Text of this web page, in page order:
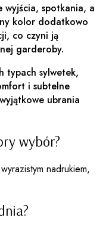
wyjścia, spotkania, a
kolor dodatkowo
co czyni ją
garderoby.
typach sylwetek,
i subtelne
ubrania
wybór?
nadrukiem,